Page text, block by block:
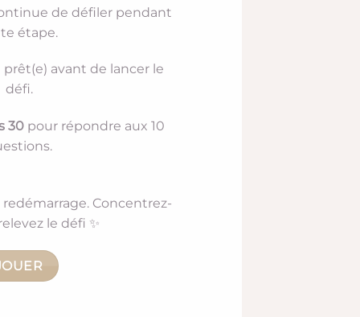
de défiler pendant
étape.
prêt(e) avant de lancer le
défi.
30 pour répondre aux 10
redémarrage. Concentrez-
le défi ✨